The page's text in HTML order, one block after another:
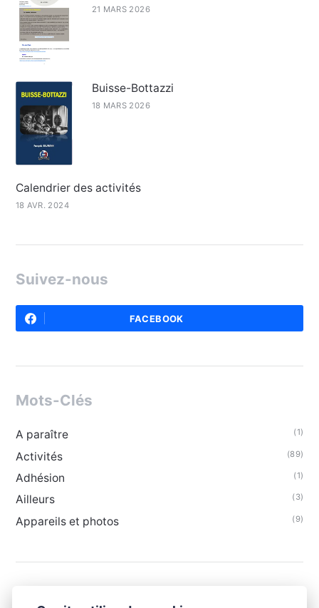
21 MARS 2026
Buisse-Bottazzi
18 MARS 2026
Calendrier des activités
18 AVR. 2024
Suivez-nous
FACEBOOK
Mots-Clés
A paraître (1)
Activités (89)
Adhésion (1)
Ailleurs (3)
Appareils et photos (9)